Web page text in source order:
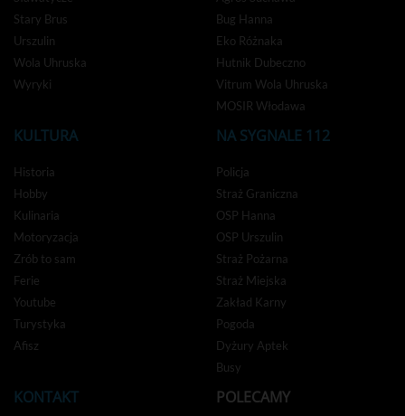
Stary Brus
Urszulin
Wola Uhruska
Wyryki
Bug Hanna
Eko Różnaka
Hutnik Dubeczno
Vitrum Wola Uhruska
MOSIR Włodawa
KULTURA
Historia
Hobby
Kulinaria
Motoryzacja
Zrób to sam
Ferie
Youtube
Turystyka
Afisz
NA SYGNALE 112
Policja
Straż Graniczna
OSP Hanna
OSP Urszulin
Straż Pożarna
Straż Miejska
Zakład Karny
Pogoda
Dyżury Aptek
Busy
KONTAKT POLECAMY